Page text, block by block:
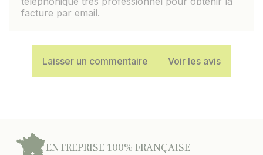
facture par email.
Laisser un commentaire Voir les avis
ENTREPRISE 100% FRANÇAISE